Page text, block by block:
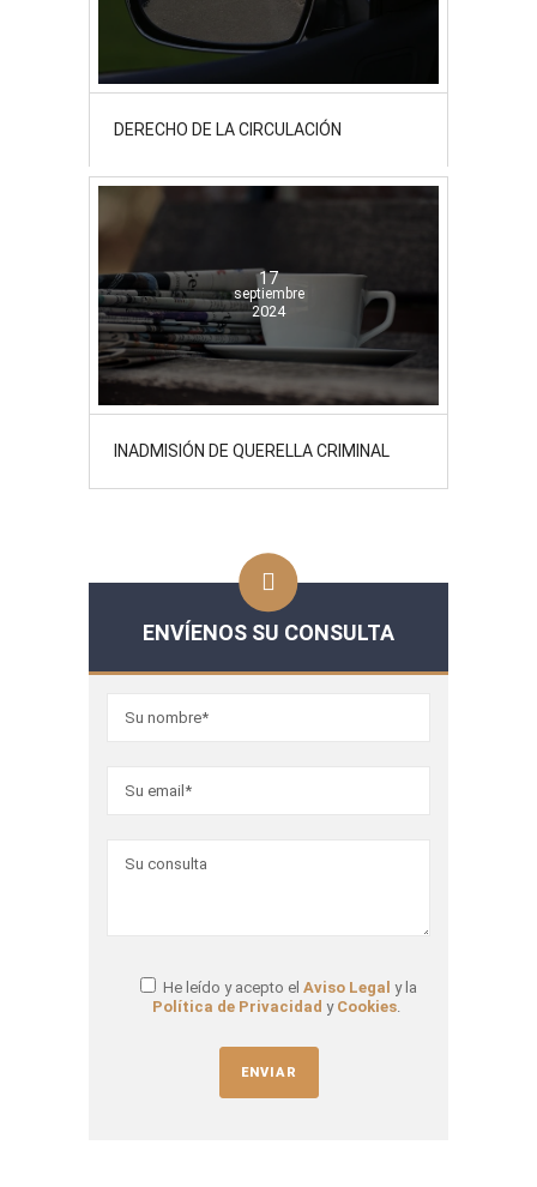
DERECHO DE LA CIRCULACIÓN
17
septiembre
2024
INADMISIÓN DE QUERELLA CRIMINAL
ENVÍENOS SU CONSULTA
He leído y acepto el Aviso Legal y la
Política de Privacidad y Cookies.